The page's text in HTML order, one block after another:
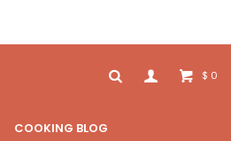
COOKING BLOG
$ 0